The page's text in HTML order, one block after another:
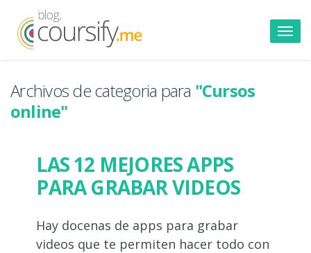
Archivos de categoria para "Cursos
online"
LAS 12 MEJORES APPS
PARA GRABAR VIDEOS
Hay docenas de apps para grabar
videos que te permiten hacer todo con